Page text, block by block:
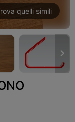
quelli simili
